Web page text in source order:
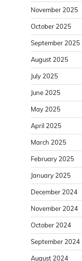
November 2025
October 2025
September 2025
August 2025
July 2025
June 2025
May 2025
April 2025
March 2025
February 2025
January 2025
December 2024
November 2024
October 2024
September 2024
August 2024